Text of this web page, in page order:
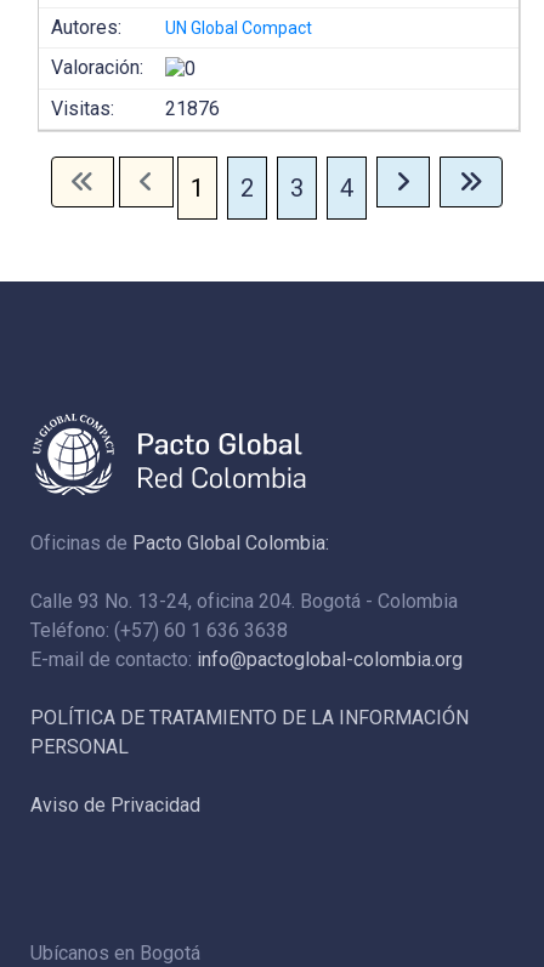
Autores: UN Global Compact
Valoración:
Visitas:
21876
1 2 3 4
Oficinas de Pacto Global Colombia:
Calle 93 No. 13-24, oficina 204. Bogotá - Colombia
Teléfono: (+57) 60 1 636 3638
E-mail de contacto: info@pactoglobal-colombia.org
POLÍTICA DE TRATAMIENTO DE LA INFORMACIÓN
PERSONAL
Aviso de Privacidad
Ubícanos en Bogotá